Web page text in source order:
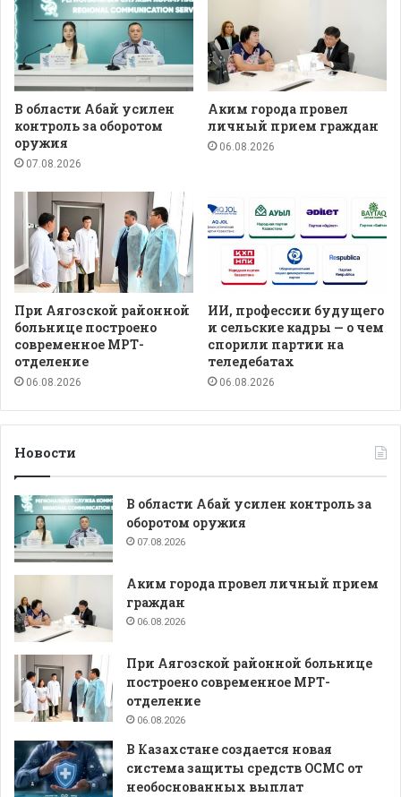
В области Абай усилен
контроль за оборотом
оружия
07.08.2026
Аким города провел
личный прием граждан
06.08.2026
При Аягозской районной
больнице построено
современное МРТ-
отделение
06.08.2026
ИИ, профессии будущего
и сельские кадры — о чем
спорили партии на
теледебатах
06.08.2026
Новости
В области Абай усилен контроль за
оборотом оружия
07.08.2026
Аким города провел личный прием
граждан
06.08.2026
При Аягозской районной больнице
построено современное МРТ-
отделение
06.08.2026
В Казахстане создается новая
система защиты средств ОСМС от
необоснованных выплат